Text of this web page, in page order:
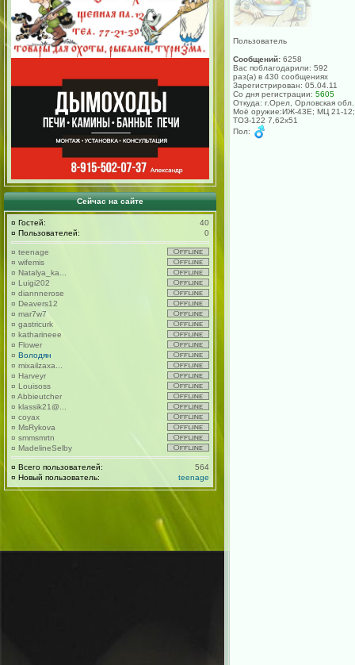
Сейчас на сайте
¤ Гостей:
40
¤ Пользователей: 0
¤ teenage
¤ wifemis
¤ Natalya_ka...
¤ Luigi202
¤ diannnerose
¤ Deavers12
¤ mar7w7
¤ gastricurk
¤ katharineee
¤ Flower
¤ Володян
¤ mixailzaxa...
¤ Harveyr
¤ Louisoss
¤ Abbieutcher
¤ klassik21@...
¤ coyax
¤ MsRykova
¤ smmsmrtn
¤ MadelineSelby
¤ Всего пользователей:
564
¤ Новый пользователь: teenage
Пользователь
Сообщений: 6258
Вас поблагодарили: 592
раз(а) в 430 сообщениях
Зарегистрирован: 05.04.11
Со дня регистрации: 5605
Откуда: г.Орел, Орловская
Моё оружие:ИЖ-43Е; МЦ 21-12;
ТОЗ-122 7,62х51
Пол: